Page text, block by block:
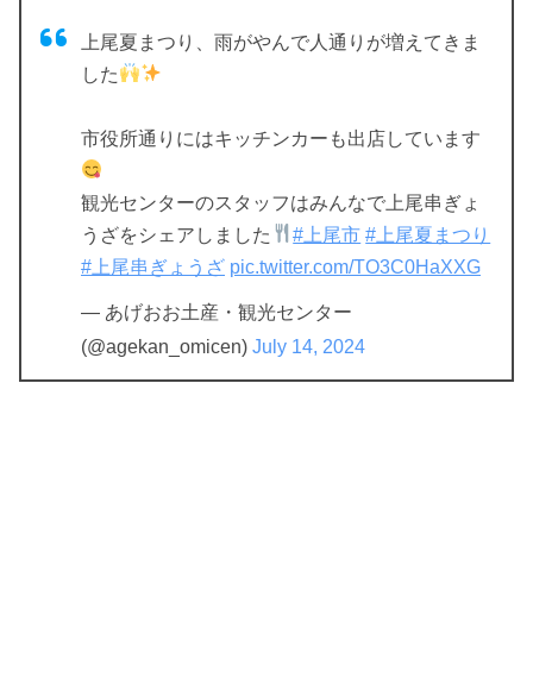
上尾夏まつり、雨がやんで人通りが増えてきま
した
市役所通りにはキッチンカーも出店しています
観光センターのスタッフはみんなで上尾串ぎょ
うざをシェアしました
#上尾市 #上尾夏まつり
#上尾串ぎょうざ pic.twitter.com/TO3C0HaXXG
— あげおお土産・観光センター
(@agekan_omicen) July 14, 2024